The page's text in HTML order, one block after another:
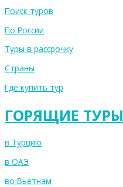
Поиск туров
По России
Туры в рассрочку
Страны
Где купить тур
ГОРЯЩИЕ ТУРЫ
в Турцию
в ОАЭ
во Вьетнам